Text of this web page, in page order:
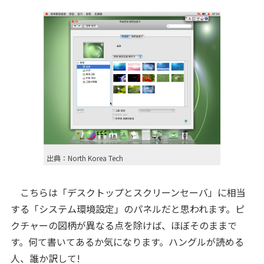
出典：North Korea Tech
こちらは「デスクトップとスクリーンセーバ」に相当
する「システム環境設定」のパネルだと思われます。ピ
クチャーの図柄が異なる点を除けば、ほぼそのままで
す。何て書いてあるか気になります。ハングルが読める
人、誰か訳して!